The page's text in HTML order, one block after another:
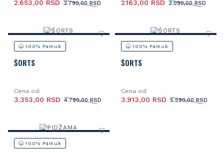
3.790,00 RSD
2.653,00 RSD 3.090,00 RSD
2.163,00 RSD
100% Pamuk
ŠORTS
Cena od:
4.790,00 RSD
3.353,00 RSD
100% Pamuk
ŠORTS
Cena od:
5.590,00 RSD
3.913,00 RSD
100% Pamuk